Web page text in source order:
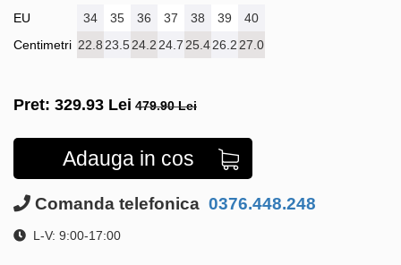
EU
Centimetri
34 35 36 37 38 39
40
22.8 23.524.2 24.7 25.426.2 27.0
Pret: 329.93 Lei 479.90 Lei
Adauga in cos
Comanda telefonica 0376.448.248
L-V: 9:00-17:00